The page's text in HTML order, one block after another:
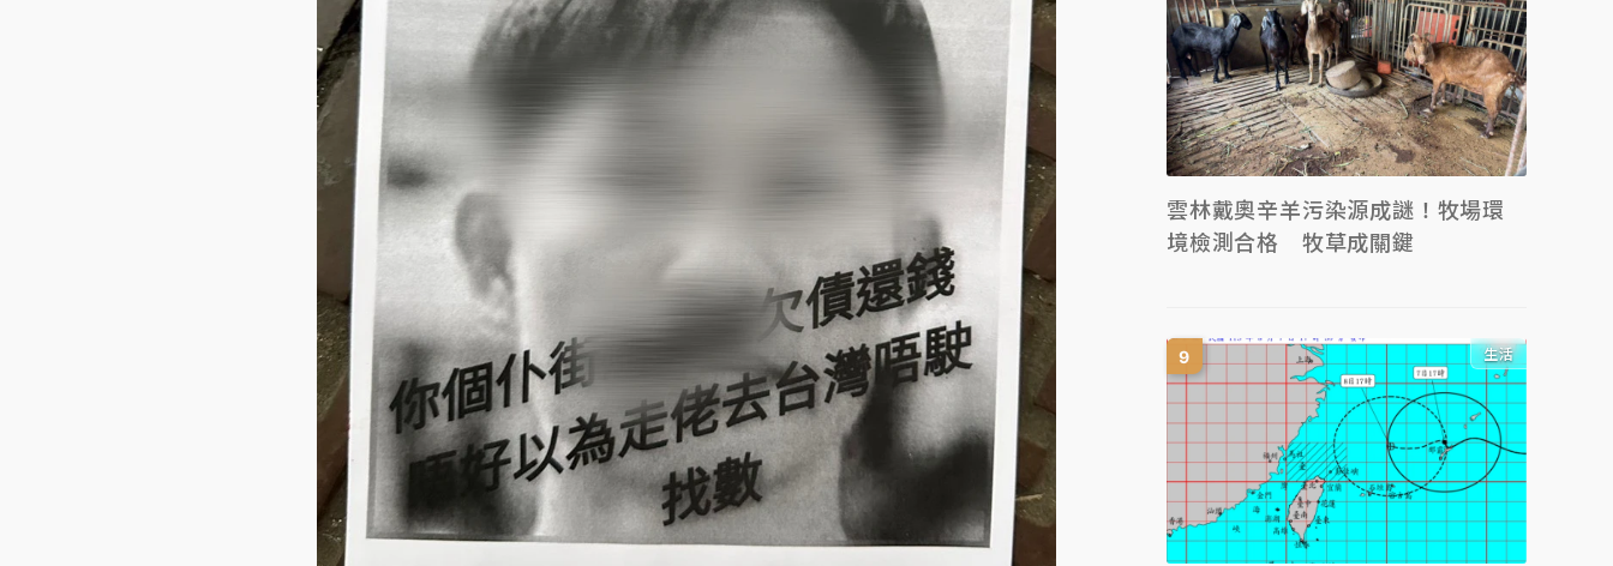
雲林戴奧辛羊污染源成謎！牧場環
境檢測合格 牧草成關鍵
生活